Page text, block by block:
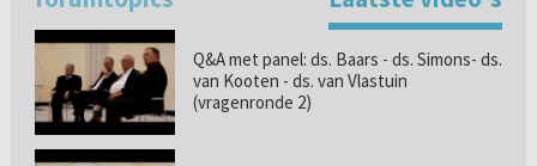
Q&A met panel: ds. Baars - ds. Simons- ds.
van Kooten - ds. van Vlastuin
(vragenronde 2)